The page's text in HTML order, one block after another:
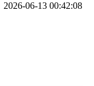
2026-06-13 00:42:08